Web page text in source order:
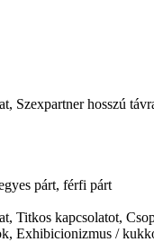
Szexpartner hosszú
párt, férfi párt
Titkos kapcsolatot,
Exhibicionizmus /